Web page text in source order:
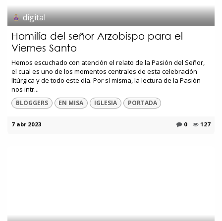
digital
Homilía del señor Arzobispo para el
Viernes Santo
Hemos escuchado con atención el relato de la Pasión del Señor,
el cual es uno de los momentos centrales de esta celebración
litúrgica y de todo este día. Por sí misma, la lectura de la Pasión
nos intr...
BLOGGERS EN MISA IGLESIA PORTADA
7 abr 2023 0 127